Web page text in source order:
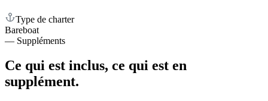
Type de charter
Bareboat
— Suppléments
Ce qui est inclus, ce qui est en
supplément.